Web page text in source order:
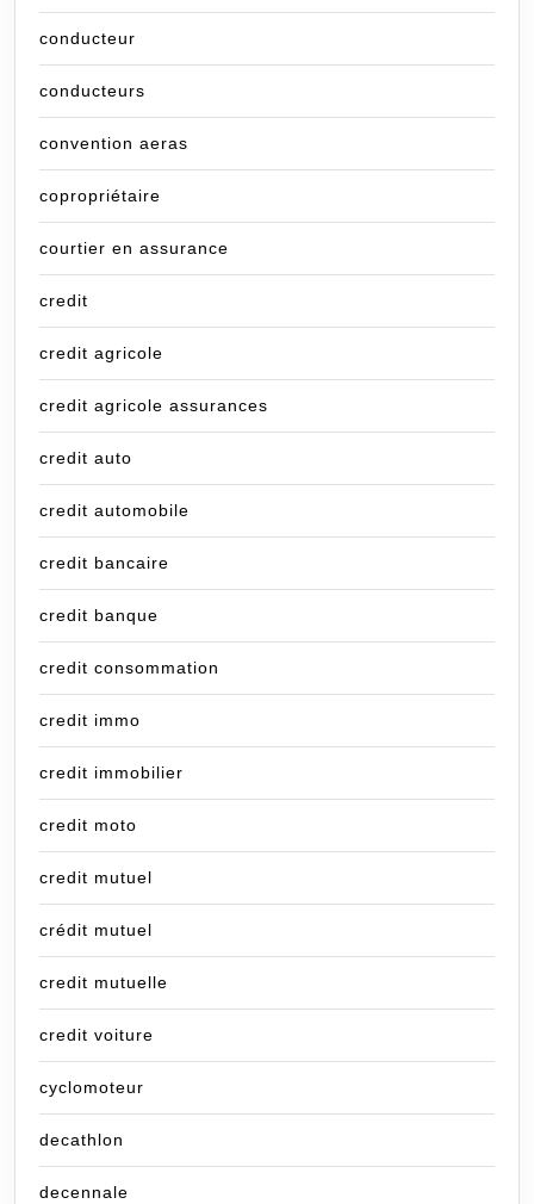
conducteur
conducteurs
convention aeras
copropriétaire
courtier en assurance
credit
credit agricole
credit agricole assurances
credit auto
credit automobile
credit bancaire
credit banque
credit consommation
credit immo
credit immobilier
credit moto
credit mutuel
crédit mutuel
credit mutuelle
credit voiture
cyclomoteur
decathlon
decennale